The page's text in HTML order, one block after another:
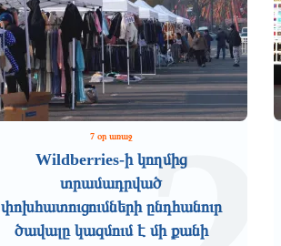
7 օր առաջ
Wildberries-ի կողմից
տրամադրված
փոխհատուցումների ընդհանուր
ծավալը կազմում է մի քանի